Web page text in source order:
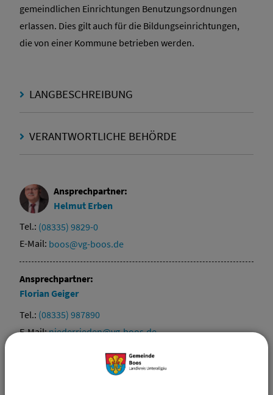
gemeindlichen Einrichtungen Benutzungsordnungen
erlassen. Dies gilt auch für die Bildungseinrichtungen,
die von einer Kommune betrieben werden.
LANGBESCHREIBUNG
VERANTWORTLICHE BEHÖRDE
Ansprechpartner:
Helmut Erben
Tel.: (08335) 9829-0
E-Mail: boos@vg-boos.de
Ansprechpartner:
FlorianGeiger
Tel.: (08335) 987890
E-Mail:niederrieden@vg-boos.de